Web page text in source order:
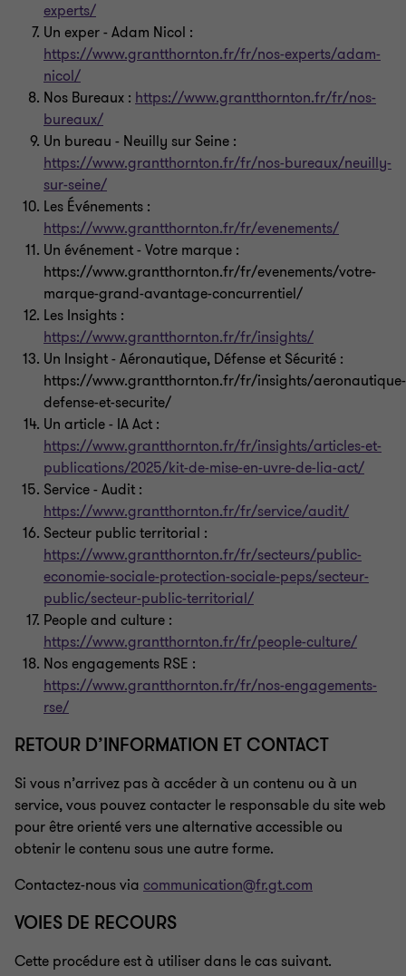
experts/
Un exper- Adam Nicol :
https://www.grantthornton.fr/fr/nos-experts/adam-
nicol/
Nos Bureaux : https://www.grantthornton.fr/fr/nos-
bureaux/
Un bureau - Neuilly sur Seine :
https://www.grantthornton.fr/fr/nos-bureaux/neuilly-
sur-seine/
Les Événements :
https://www.grantthornton.fr/fr/evenements/
Un événement- Votre marque :
https://www.grantthornton.fr/fr/evenements/votre-
marque-grand-avantage-concurrentiel/
Les Insights :
https://www.grantthornton.fr/fr/insights/
Un Insight- Aéronautique, Défense et Sécurité :
https://www.grantthornton.fr/fr/insights/aeronautique-
defense-et-securite/
Un article- IA Act :
https://www.grantthornton.fr/fr/insights/articles-et-
publications/2025/kit-de-mise-en-uvre-de-lia-act/
Service- Audit :
https://www.grantthornton.fr/fr/service/audit/
Secteur public territorial :
https://www.grantthornton.fr/fr/secteurs/public-
economie-sociale-protection-sociale-peps/secteur-
public/secteur-public-territorial/
People and culture :
https://www.grantthornton.fr/fr/people-culture/
Nos engagements RSE :
https://www.grantthornton.fr/fr/nos-engagements-
rse/
RETOUR D’INFORMATION ET CONTACT
Si vous n’arrivez pas à accéder à un contenu ou à un
service, vous pouvez contacter le responsable du site web
pour être orienté vers une alternative accessible ou
obtenir le contenu sous une autre forme.
Contactez-nous via communication@fr.gt.com
VOIES DE RECOURS
Cette procédure est à utiliser dans le cas suivant.